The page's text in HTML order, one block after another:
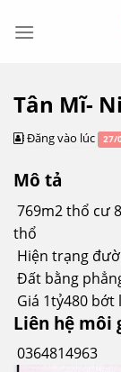
Tân Mĩ-
Đăng vào lúc 27/
Mô tả
769m2 thổ cư
thổ
Hiện trạng
Đất bằng
Giá 1tỷ480 bớt
Liên hệ môi
0364814963